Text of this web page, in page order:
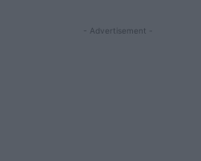
- Advertisement -